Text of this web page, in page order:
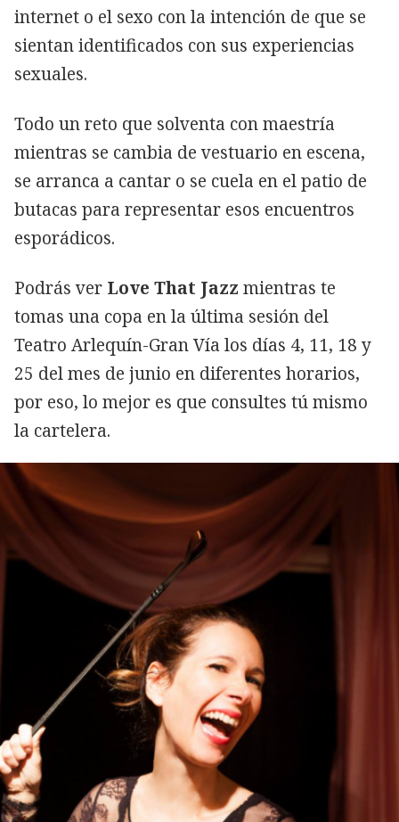
internet o el sexo con la intención de que se
sientan identificados con sus experiencias
sexuales.
Todo un reto que solventa con maestría
mientras se cambia de vestuario en escena,
se arranca a cantar o se cuela en el patio de
butacas para representar esos encuentros
esporádicos.
Podrás ver Love That Jazz mientras te
tomas una copa en la última sesión del
Teatro Arlequín-Gran Vía los días 4, 11, 18 y
25 del mes de junio en diferentes horarios,
por eso, lo mejor es que consultes tú mismo
la cartelera.